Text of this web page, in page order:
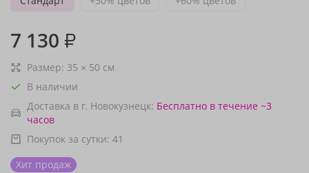
7 130 ₽
Размер: 35 × 50 см
В наличии
Доставка в г. Новокузнецк: Бесплатно в течение ~3
часов
Покупок за сутки: 41
Хит продаж